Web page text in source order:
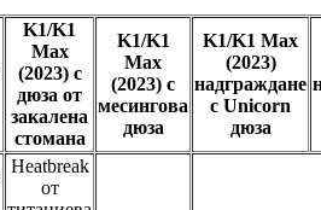
K1/K1
Max
(2023) с
дюза от
закалена
стомана
K1/K1
Max
(2023) с
месингова
дюза
K1/K1 Max
(2023)
надграждане
с Unicorn
дюза
Heatbreak
от